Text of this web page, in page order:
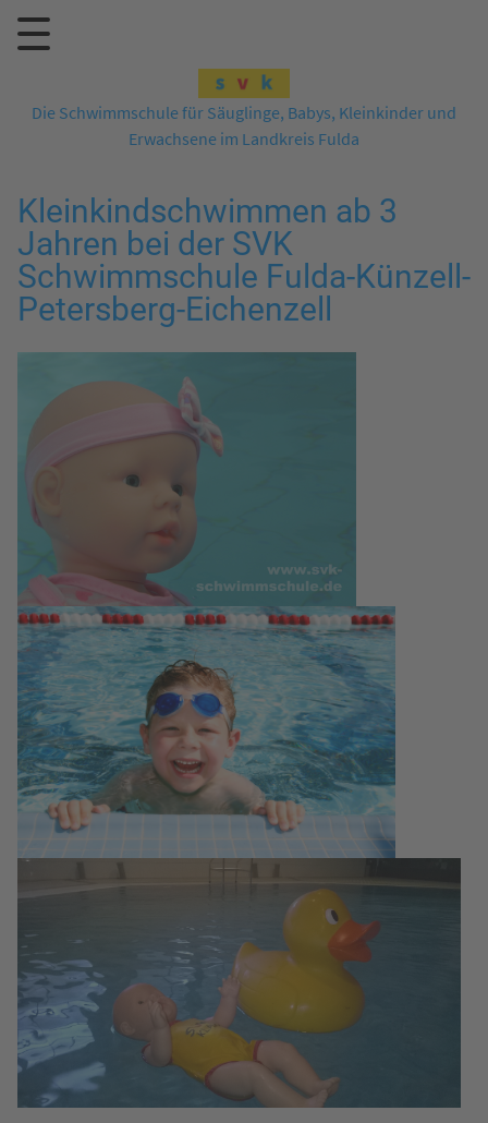
Die Schwimmschule für Säuglinge, Babys, Kleinkinder und
Erwachsene im Landkreis Fulda
Kleinkindschwimmen ab 3
Jahren bei der SVK
Schwimmschule Fulda-Künzell-
Petersberg-Eichenzell